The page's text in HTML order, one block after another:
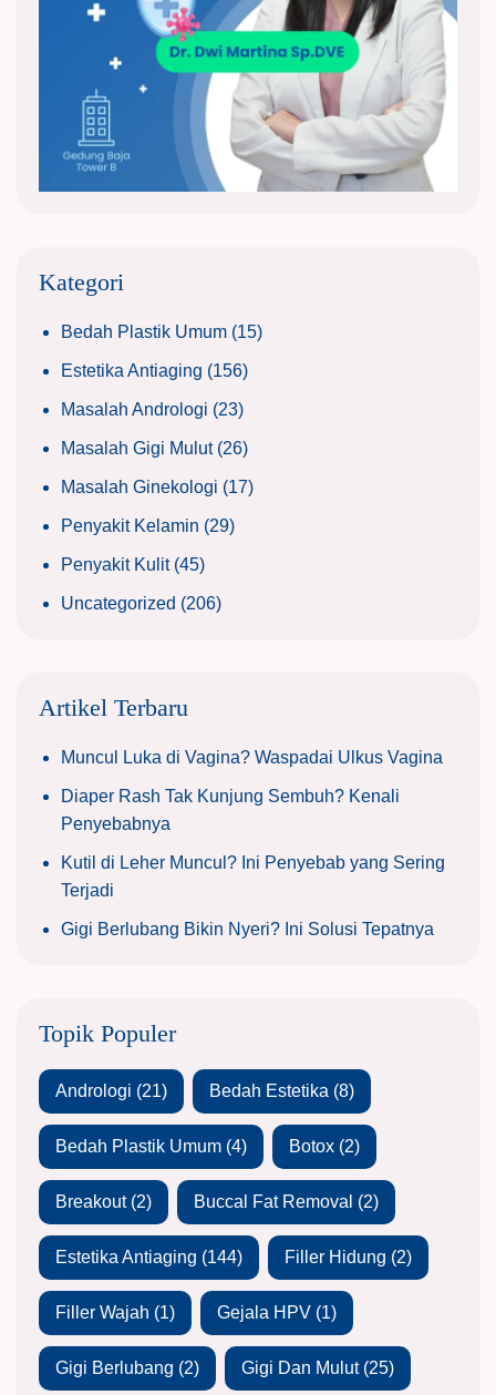
Kategori
Bedah Plastik Umum (15)
Estetika Antiaging (156)
Masalah Andrologi (23)
Masalah Gigi Mulut(26)
Masalah Ginekologi (17)
Penyakit Kelamin (29)
Penyakit Kulit(45)
Uncategorized (206)
Artikel Terbaru
Muncul Luka di Vagina? Waspadai Ulkus Vagina
Diaper Rash Tak Kunjung Sembuh? Kenali
Penyebabnya
Kutil di Leher Muncul? Ini Penyebab yang Sering
Terjadi
Gigi Berlubang Bikin Nyeri? Ini Solusi Tepatnya
Topik Populer
Andrologi (21) Bedah Estetika (8)
Bedah Plastik Umum (4) Botox (2)
Breakout(2) Buccal Fat Removal (2)
Estetika Antiaging (144) Filler Hidung (2)
Filler Wajah (1) Gejala HPV (1)
Gigi Berlubang (2) Gigi Dan Mulut(25)